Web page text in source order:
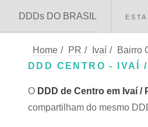
DDDs DO BRASIL
Home / PR / Ivaí /
Bairro
DDD CENTRO - IVAÍ /
O DDD de Centro em Ivaí /
compartilham do mesmo